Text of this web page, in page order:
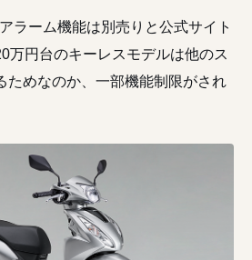
ラーム機能は別売りと公式サイト
万円台のキーレスモデルは他のス
ためなのか、一部機能制限がされ